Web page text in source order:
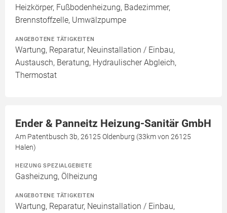
Heizkörper, Fußbodenheizung, Badezimmer,
Brennstoffzelle, Umwälzpumpe
ANGEBOTENE TÄTIGKEITEN
Wartung, Reparatur, Neuinstallation / Einbau,
Austausch, Beratung, Hydraulischer Abgleich,
Thermostat
Ender & Panneitz Heizung-Sanitär GmbH
Am Patentbusch 3b, 26125 Oldenburg (33km von 26125
Halen)
HEIZUNG SPEZIALGEBIETE
Gasheizung, Ölheizung
ANGEBOTENE TÄTIGKEITEN
Wartung, Reparatur, Neuinstallation / Einbau,